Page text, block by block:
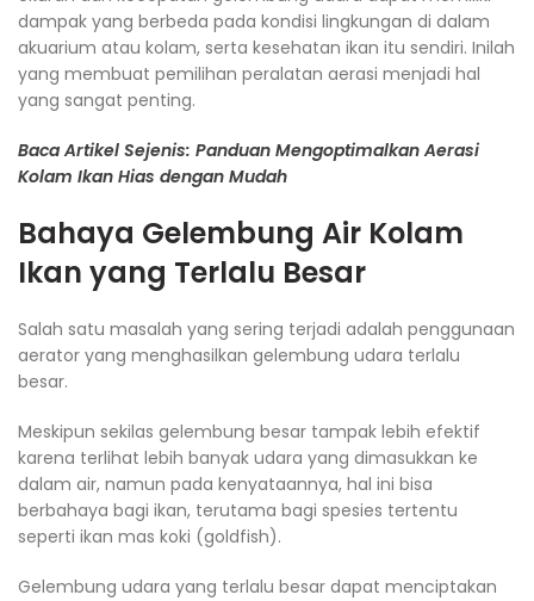
dampak yang berbeda pada kondisi lingkungan di dalam
akuarium atau kolam, serta kesehatan ikan itu sendiri. Inilah
yang membuat pemilihan peralatan aerasi menjadi hal
yang sangat penting.
Baca Artikel Sejenis: Panduan Mengoptimalkan Aerasi
Kolam Ikan Hias dengan Mudah
Bahaya Gelembung Air Kolam
Ikan yang Terlalu Besar
Salah satu masalah yang sering terjadi adalah penggunaan
aerator yang menghasilkan gelembung udara terlalu
besar.
Meskipun sekilas gelembung besar tampak lebih efektif
karena terlihat lebih banyak udara yang dimasukkan ke
dalam air, namun pada kenyataannya, hal ini bisa
berbahaya bagi ikan, terutama bagi spesies tertentu
seperti ikan mas koki (goldfish).
Gelembung udara yang terlalu besar dapat menciptakan